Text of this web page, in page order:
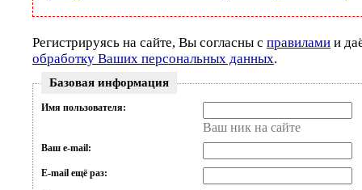
Регистрируясь на сайте, Вы согласны с правилами и
обработку Ваших персональных данных.
Базовая информация
Имя пользователя:
Ваш ник на сайте
Ваш e-mail:
E-mail ещё раз: